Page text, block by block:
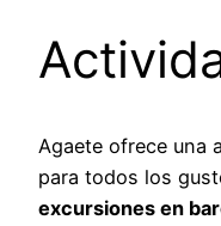
Agaete ofrece una
para todos los
excursiones en